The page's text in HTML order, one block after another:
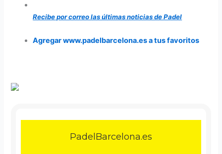
Recibe por correo las últimas noticias de Padel
Agregar www.padelbarcelona.es a tus favoritos
PadelBarcelona.es